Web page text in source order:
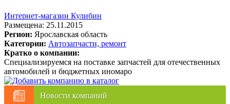
Интернет-магазин Кулибин
Размещена: 25.11.2015
Регион: Ярославская область
Категории: Автозапчасти, ремонт
Кратко о компании:
Специализируемся на поставке запчастей для отечественных
автомобилей и бюджетных иномаро
Новости компаний